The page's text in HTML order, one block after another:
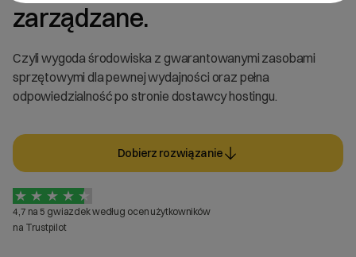
zarządzane.
Czyli wygoda środowiska z gwarantowanymi zasobami
sprzętowymi dla pewnej wydajności oraz pełna
odpowiedzialność po stronie dostawcy hostingu.
Dobierz rozwiązanie
4,7 na 5 gwiazdek według ocen użytkowników
na Trustpilot